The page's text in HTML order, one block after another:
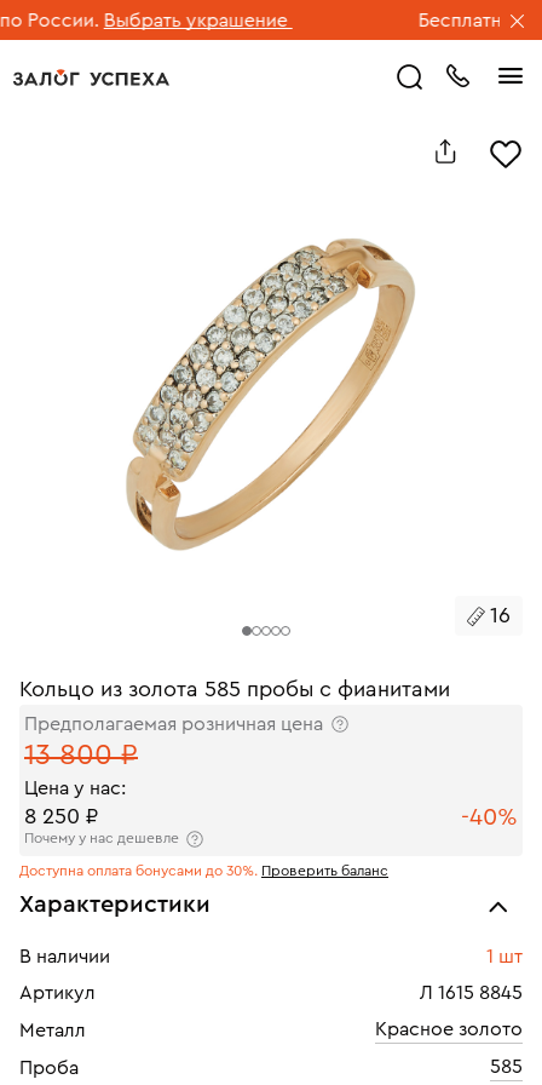
России. Выбрать украшение Бесплатная
16
Кольцо из золота 585 пробы с фианитами
Предполагаемая розничная цена
13 800 ₽
Цена у нас:
8 250 ₽ -40%
Почему у нас дешевле
Доступна оплата бонусами до 30%. Проверить баланс
Характеристики
В наличии
1 шт
Артикул
Л 1615 8845
Металл
Красное золото
Проба
585